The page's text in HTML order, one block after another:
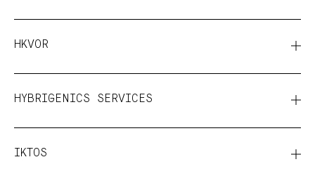
HKVOR
HYBRIGENICS SERVICES
IKTOS